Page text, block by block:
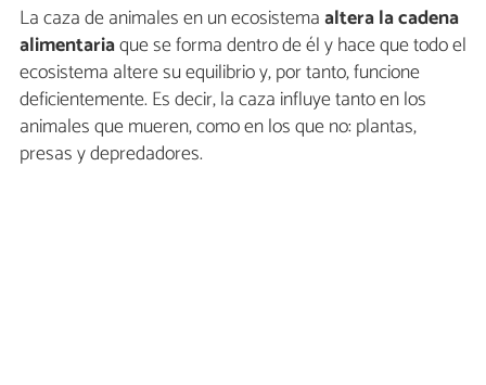
La caza de animales en un ecosistemaaltera la cadena
alimentariaque se forma dentro de él y hace que todo el
ecosistema altere su equilibrio y, por tanto, funcione
deficientemente. Es decir, la caza influye tanto en los
animales que mueren, como en los que no: plantas,
presas y depredadores.